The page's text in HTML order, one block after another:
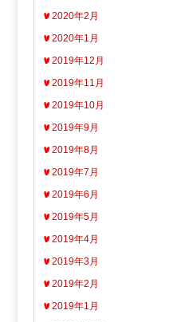
2020年2月
2020年1月
2019年12月
2019年11月
2019年10月
2019年9月
2019年8月
2019年7月
2019年6月
2019年5月
2019年4月
2019年3月
2019年2月
2019年1月